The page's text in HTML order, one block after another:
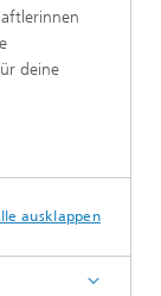
deine
ausklappen